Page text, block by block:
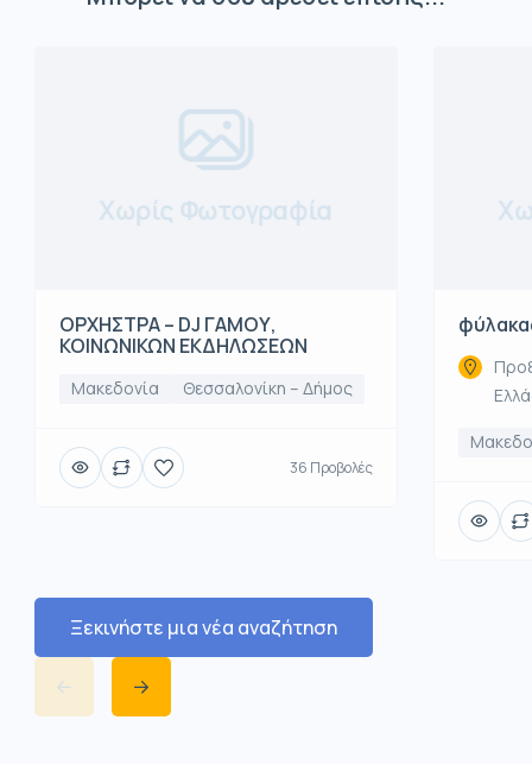
Χωρίς Φωτογραφία
ΟΡΧΗΣΤΡΑ – DJ ΓΑΜΟΥ,
ΚΟΙΝΩΝΙΚΩΝ ΕΚΔΗΛΩΣΕΩΝ
Μακεδονία Θεσσαλονίκη – Δήμος
36 Προβολές
Ξεκινήστε μια νέα αναζήτηση